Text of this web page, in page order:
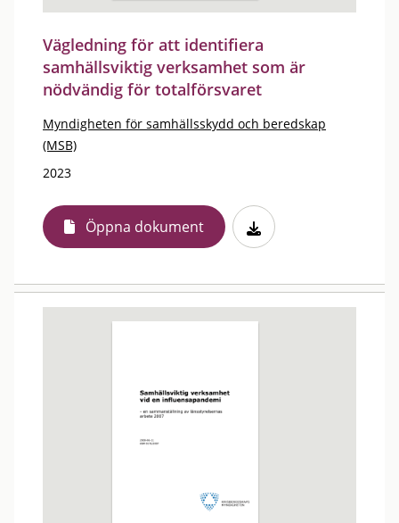
Vägledning för att identifiera
samhällsviktig verksamhet som är
nödvändig för totalförsvaret
Myndigheten för samhällsskydd och beredskap
(MSB)
2023
Öppna dokument